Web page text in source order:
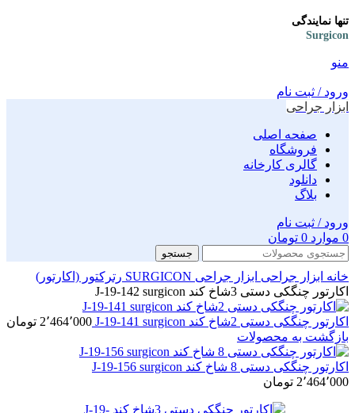
تنها نمایندگی
Surgicon
منو
ورود / ثبت نام
ابزار جراحی
صفحه اصلی
فروشگاه
گالری کارخانه
دانلود
بلاگ
ورود / ثبت نام
0 موارد 0 تومان
جستجو
خانه ابزار جراحی ابزار جراحی SURGICON
رترکتور (اکارتور)
اکارتور چنگکی دستی 3شاخ کند J-19-142 surgicon
اکارتور چنگکی دستی 2شاخ کند J-19-141 surgicon 2٬464٬000 تومان
بازگشت به محصولات
اکارتور چنگکی دستی 8 شاخ کند J-19-156 surgicon
2٬464٬000 تومان